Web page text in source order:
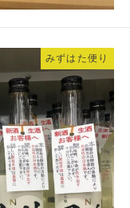
みずはた便り